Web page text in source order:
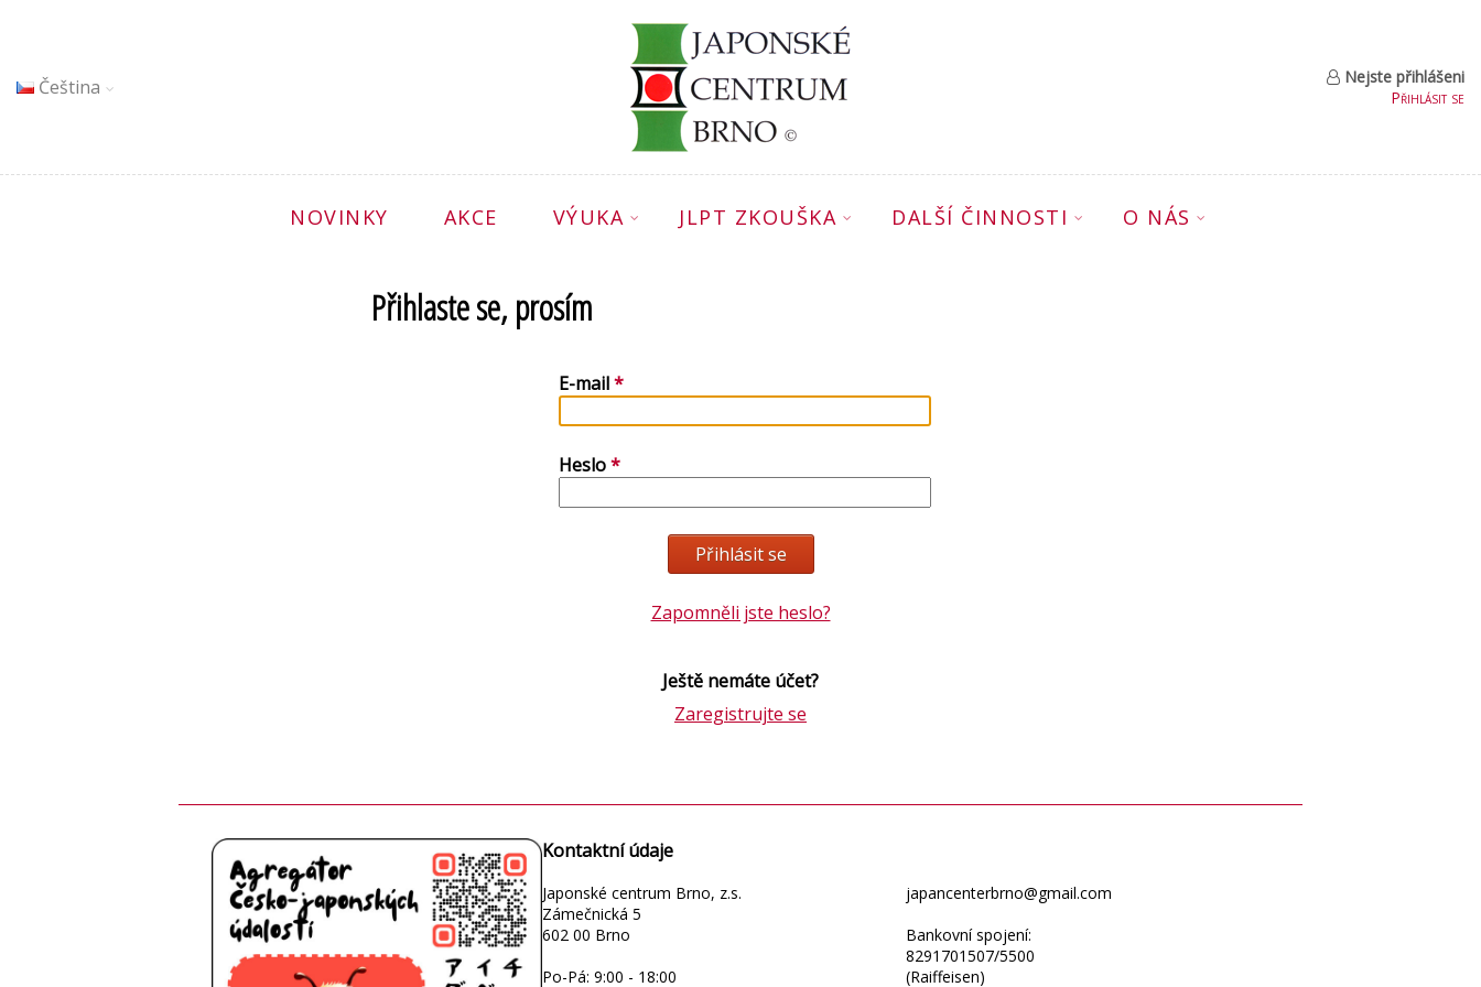
Čeština
Nejste přihlášeni
Přihlásit se
NOVINKY AKCE VÝUKA JLPT ZKOUŠKA DALŠÍ ČINNOSTI O NÁS
Přihlaste se, prosím
E-mail
Heslo
Zapomněli jste heslo?
Ještě nemáte účet?
Zaregistrujte se
Kontaktní údaje
Japonské centrum Brno, z.s.
Zámečnická 5
602 00 Brno
Po-Pá: 9:00 - 18:00
japancenterbrno@gmail.com
Bankovní spojení:
8291701507/5500
(Raiffeisen)